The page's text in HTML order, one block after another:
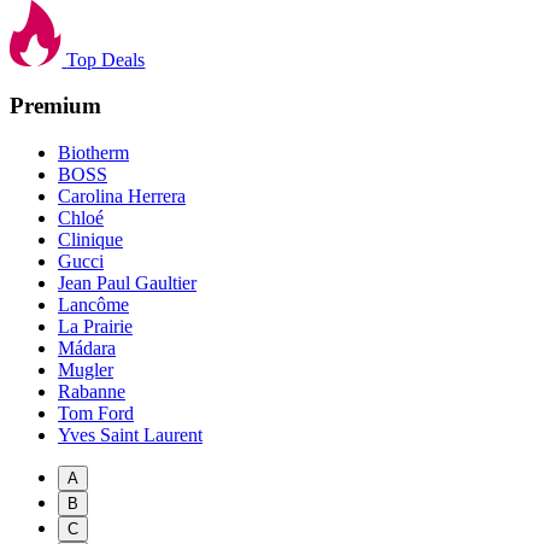
Top Deals
Premium
Biotherm
BOSS
Carolina Herrera
Chloé
Clinique
Gucci
Jean Paul Gaultier
Lancôme
La Prairie
Mádara
Mugler
Rabanne
Tom Ford
Yves Saint Laurent
A
B
C